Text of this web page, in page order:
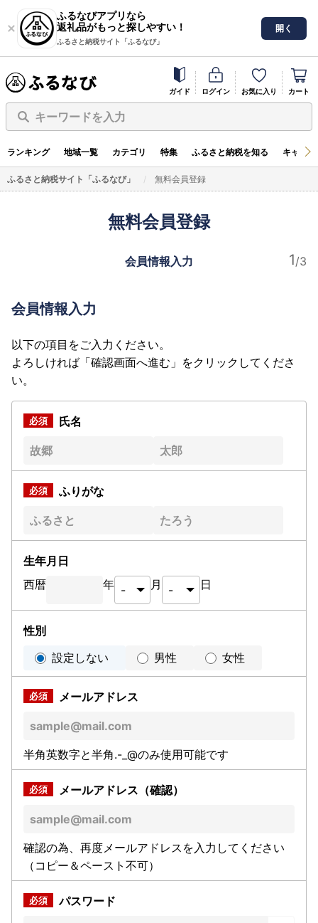
ふるなびアプリなら
返礼品がもっと探しやすい！
ふるさと納税サイト「ふるなび」
開く
ガイド ログイン お気に入り カート
キーワードを入力
ランキング 地域一覧 カテゴリ 特集 ふるさと納税を知る キャン
ふるさと納税サイト「ふるなび」 無料会員登録
無料会員登録
会員情報入力
会員情報入力
以下の項目をご入力ください。
よろしければ「確認画面へ進む」をクリックしてくださ
い。
氏名
ふりがな
生年月日
西暦
年 月 日
性別
設定しない
男性 女性
メールアドレス
半角英数字と半角.-_@のみ使用可能です
メールアドレス（確認）
確認の為、再度メールアドレスを入力してください
（コピー＆ペースト不可）
パスワード